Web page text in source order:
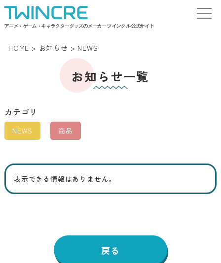
アニメ・ゲーム・キャラクターグッズのメーカー ツインクル 公式サイト
HOME > お知らせ > NEWS
お知らせ一覧
カテゴリ
NEWS 商品
表示できる情報はありません。
戻る